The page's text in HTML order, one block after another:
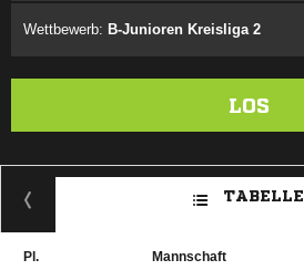
Wettbewerb: B-Junioren Kreisliga 2
LOS
TABELLE
Pl. Mannschaft